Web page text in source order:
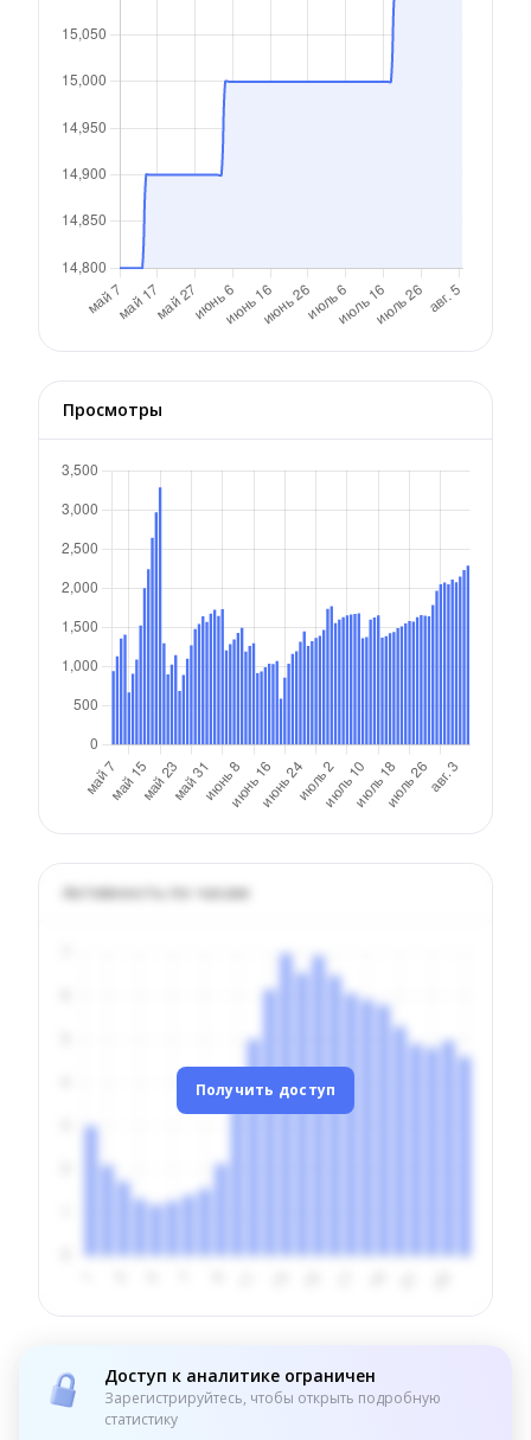
Просмотры
Активность по часам
Получить доступ
Доступ к аналитике ограничен
Зарегистрируйтесь, чтобы открыть подробную
статистику